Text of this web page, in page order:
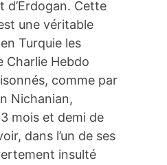
d’Erdogan. Cette
une véritable
Turquie les
Charlie Hebdo
comme par
Nichanian,
mois et demi de
dans l’un de ses
insulté